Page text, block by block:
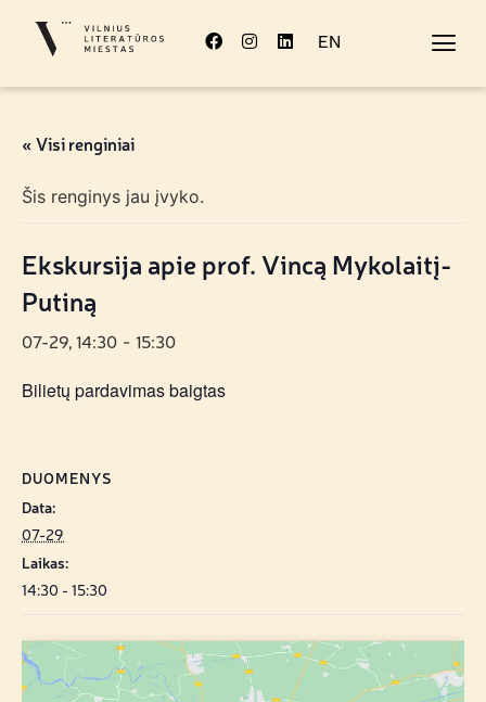
EN
« Visi renginiai
Šis renginys jau įvyko.
Ekskursija apie prof. Vincą Mykolaitį-
Putiną
07-29, 14:30 - 15:30
Bilietų pardavimas baigtas
DUOMENYS
Data:
07-29
Laikas:
14:30 - 15:30